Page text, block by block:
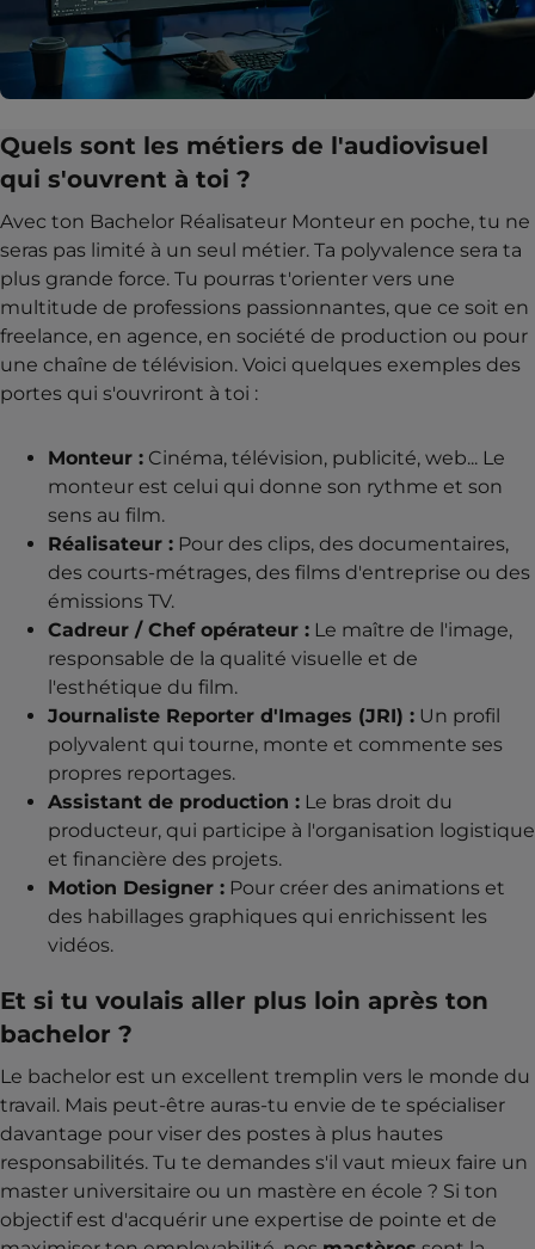
Quels sont les métiers de l'audiovisuel
qui s'ouvrent à toi ?
Avec ton Bachelor Réalisateur Monteur en poche, tu ne
seras pas limité à un seul métier. Ta polyvalence sera ta
plus grande force. Tu pourras t'orienter vers une
multitude de professions passionnantes, que ce soit en
freelance, en agence, en société de production ou pour
une chaîne de télévision. Voici quelques exemples des
portes qui s'ouvriront à toi :
Monteur : Cinéma, télévision, publicité, web... Le
monteur est celui qui donne son rythme et son
sens au film.
Réalisateur : Pour des clips, des documentaires,
des courts-métrages, des films d'entreprise ou des
émissions TV.
Cadreur / Chef opérateur : Le maître de l'image,
responsable de la qualité visuelle et de
l'esthétique du film.
Journaliste Reporter d'Images (JRI) : Un profil
polyvalent qui tourne, monte et commente ses
propres reportages.
Assistant de production : Le bras droit du
producteur, qui participe à l'organisation logistique
et financière des projets.
Motion Designer : Pour créer des animations et
des habillages graphiques qui enrichissent les
vidéos.
Et si tu voulais aller plus loin après ton
bachelor ?
Le bachelor est un excellent tremplin vers le monde du
travail. Mais peut-être auras-tu envie de te spécialiser
davantage pour viser des postes à plus hautes
responsabilités. Tu te demandes s'il vaut mieux faire un
master universitaire ou un mastère en école ? Si ton
objectif est d'acquérir une expertise de pointe et de